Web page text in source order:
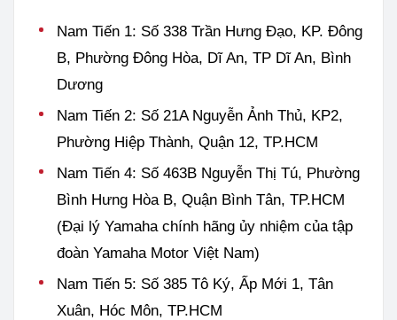
Nam Tiến 1: Số 338 Trần Hưng Đạo, KP. Đông
B, Phường Đông Hòa, Dĩ An, TP Dĩ An, Bình
Dương
Nam Tiến 2: Số 21A Nguyễn Ảnh Thủ, KP2,
Phường Hiệp Thành, Quận 12, TP.HCM
Nam Tiến 4: Số 463B Nguyễn Thị Tú, Phường
Bình Hưng Hòa B, Quận Bình Tân, TP.HCM
(Đại lý Yamaha chính hãng ủy nhiệm của tập
đoàn Yamaha Motor Việt Nam)
Nam Tiến 5: Số 385 Tô Ký, Ấp Mới 1, Tân
Xuân, Hóc Môn, TP.HCM